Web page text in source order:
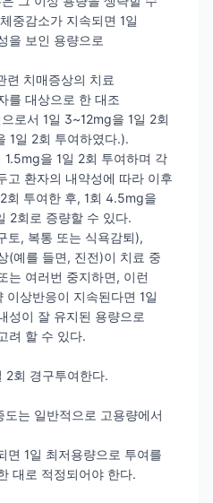
중감소가 지속되면 1일
을 보인 용량으로
련 치매증상의 치료
를 대상으로 한 대조
로서 1일 3~12mg을 1일 2회
1일 2회 투여하였다.).
을 1일 2회 투여하며 각
고 환자의 내약성에 따라 이후
회 투여한 후, 1회 4.5mg을
2회로 증량할 수 있다.
토, 복통 또는 식욕감퇴),
(예를 들면, 진전)이 치료 중
는 여러번 중지하면, 이런
상반응이 지속된다면 1일
성이 잘 유지된 용량으로
려 할 수 있다.
2회 경구투여한다.
는 일반적으로 고용량에서
면 1일 최저용량으로 투여를
대로 적정되어야 한다.